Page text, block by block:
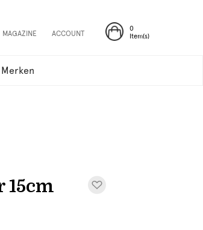
0
Item(s)
MAGAZINE ACCOUNT
Merken